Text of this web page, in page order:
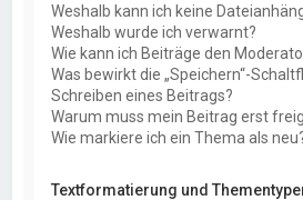
Weshalb kann ich keine
Weshalb wurde ich verwarnt?
Wie kann ich Beiträge den
Was bewirkt die „Speichern“-
Schreiben eines Beitrags?
Warum muss mein Beitrag erst
Wie markiere ich ein Thema als
Textformatierung und